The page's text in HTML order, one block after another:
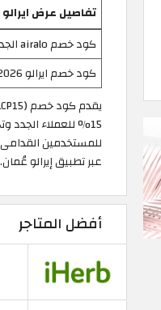
تفاصيل عرض ايرالو
كود خصم airalo الجديد 2026
كود خصم ايرالو 2026
عبر تطبيق إيرالو عُمان.
أفضل المتاجر